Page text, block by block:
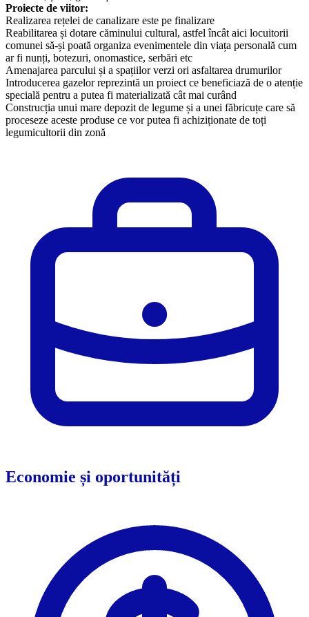
Proiecte de viitor:
Realizarea rețelei de canalizare este pe finalizare
Reabilitarea și dotare căminului cultural, astfel încât aici locuitorii
comunei să-și poată organiza evenimentele din viața personală cum
ar fi nunți, botezuri, onomastice, serbări etc
Amenajarea parcului și a spațiilor verzi ori asfaltarea drumurilor
Introducerea gazelor reprezintă un proiect ce beneficiază de o atenție
specială pentru a putea fi materializată cât mai curând
Construcția unui mare depozit de legume și a unei făbricuțe care să
proceseze aceste produse ce vor putea fi achiziționate de toți
legumicultorii din zonă
Economie și oportunități